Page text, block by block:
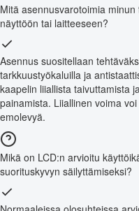
Mitä asennusvarotoimia
näyttöön tai laitteeseen?
Asennus suositellaan
tarkkuustyökaluilla ja
kaapelin liiallista taivuttamista
painamista. Liiallinen voima
emolevyä.
Mikä on LCD:n arvioitu
suorituskyvyn säilyttämiseksi?